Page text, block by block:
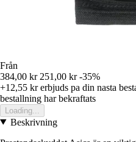
Från
384,00 kr 251,00 kr -35%
+12,55 krerbjuds pa din nasta
bestallning har bekraftats
Loading...
Beskrivning